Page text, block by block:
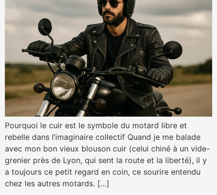
Pourquoi le cuir est le symbole du motard libre et
rebelle dans l’imaginaire collectif Quand je me balade
avec mon bon vieux blouson cuir (celui chiné à un vide-
grenier près de Lyon, qui sent la route et la liberté), il y
a toujours ce petit regard en coin, ce sourire entendu
chez les autres motards. […]